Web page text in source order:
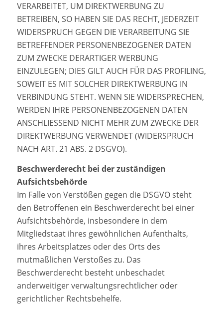
VERARBEITET, UM DIREKTWERBUNG ZU
BETREIBEN, SO HABEN SIE DAS RECHT, JEDERZEIT
WIDERSPRUCH GEGEN DIE VERARBEITUNG SIE
BETREFFENDER PERSONENBEZOGENER DATEN
ZUM ZWECKE DERARTIGER WERBUNG
EINZULEGEN; DIES GILT AUCH FÜR DAS PROFILING,
SOWEIT ES MIT SOLCHER DIREKTWERBUNG IN
VERBINDUNG STEHT. WENN SIE WIDERSPRECHEN,
WERDEN IHRE PERSONENBEZOGENEN DATEN
ANSCHLIESSEND NICHT MEHR ZUM ZWECKE DER
DIREKTWERBUNG VERWENDET (WIDERSPRUCH
NACH ART. 21 ABS. 2 DSGVO).
Beschwerde­recht bei der zuständigen
Aufsichts­behörde
Im Falle von Verstößen gegen die DSGVO steht
den Betroffenen ein Beschwerderecht bei einer
Aufsichtsbehörde, insbesondere in dem
Mitgliedstaat ihres gewöhnlichen Aufenthalts,
ihres Arbeitsplatzes oder des Orts des
mutmaßlichen Verstoßes zu. Das
Beschwerderecht besteht unbeschadet
anderweitiger verwaltungsrechtlicher oder
gerichtlicher Rechtsbehelfe.